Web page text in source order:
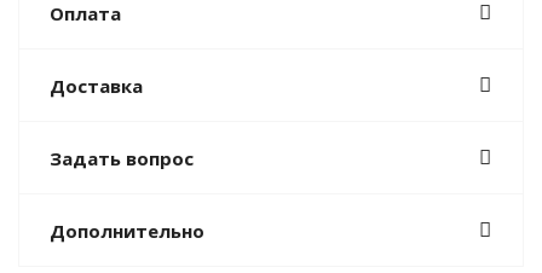
Оплата
Доставка
Задать вопрос
Дополнительно